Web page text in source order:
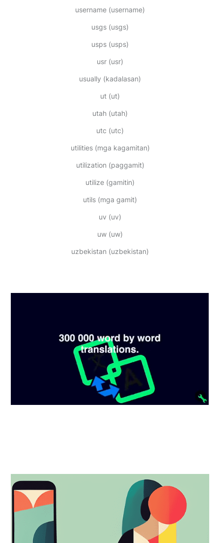
username (username)
usgs (usgs)
usps (usps)
usr (usr)
usually (kadalasan)
ut (ut)
utah (utah)
utc (utc)
utilities (mga kagamitan)
utilization (paggamit)
utilize (gamitin)
utils (mga gamit)
uv (uv)
uw (uw)
uzbekistan (uzbekistan)